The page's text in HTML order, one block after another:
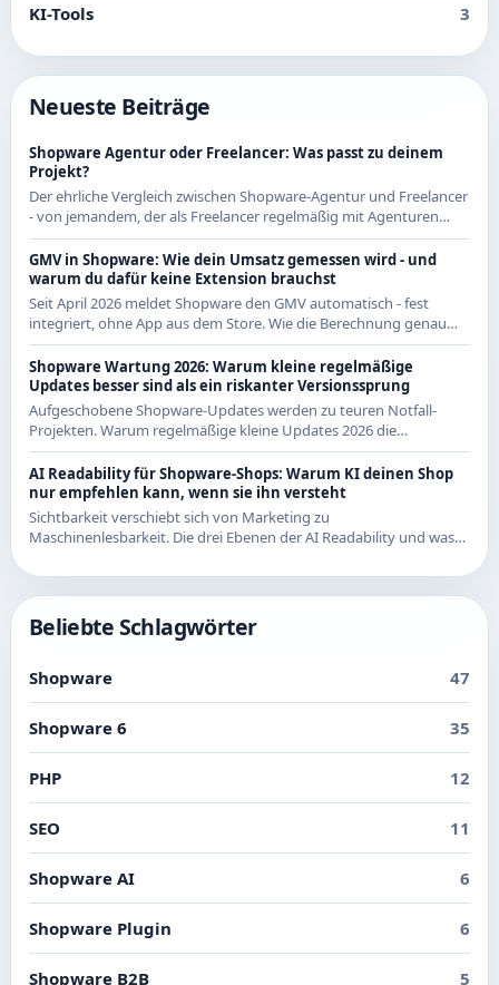
KI-Tools 3
Neueste Beiträge
Shopware Agentur oder Freelancer: Was passt zu deinem
Projekt?
Der ehrliche Vergleich zwischen Shopware-Agentur und Freelancer
- von jemandem, der als Freelancer regelmäßig mit Agenturen
zusammenarbeitet und beide Seiten kennt.
GMV in Shopware: Wie dein Umsatz gemessen wird - und
warum du dafür keine Extension brauchst
Seit April 2026 meldet Shopware den GMV automatisch - fest
integriert, ohne App aus dem Store. Wie die Berechnung genau
funktioniert und was das für CE-Händler bedeutet.
Shopware Wartung 2026: Warum kleine regelmäßige
Updates besser sind als ein riskanter Versionssprung
Aufgeschobene Shopware-Updates werden zu teuren Notfall-
Projekten. Warum regelmäßige kleine Updates 2026 die
wirtschaftlichere Strategie sind - mit Beispielen aus den letzten
Releases.
AI Readability für Shopware-Shops: Warum KI deinen Shop
nur empfehlen kann, wenn sie ihn versteht
Sichtbarkeit verschiebt sich von Marketing zu
Maschinenlesbarkeit. Die drei Ebenen der AI Readability und was
Beliebte Schlagwörter
Shopware 47
Shopware 6 35
PHP 12
SEO 11
Shopware AI 6
Shopware Plugin 6
Shopware B2B 5